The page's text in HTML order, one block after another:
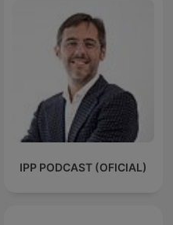
IPP PODCAST (OFICIAL)